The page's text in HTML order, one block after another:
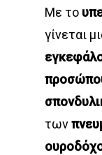
Με το
γίνεται
των